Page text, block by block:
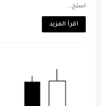
استخ...
اقرأ المزيد